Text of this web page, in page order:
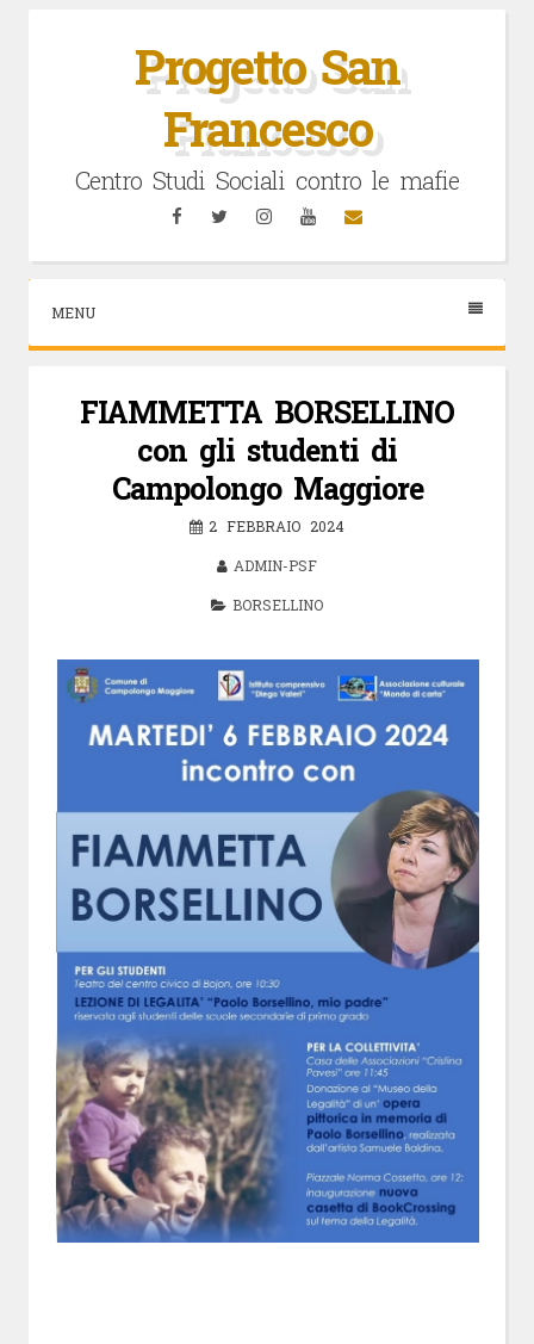
Progetto San
Francesco
Centro Studi Sociali contro le mafie
FacebookTwitterInstagramYouTubeEmail
MENU
FIAMMETTA BORSELLINO
con gli studenti di
Campolongo Maggiore
2 FEBBRAIO 2024
ADMIN-PSF
BORSELLINO